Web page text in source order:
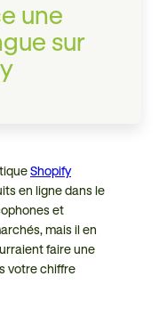
une
sur
Shopify
en ligne dans le
et
mais il en
faire une
votre chiffre